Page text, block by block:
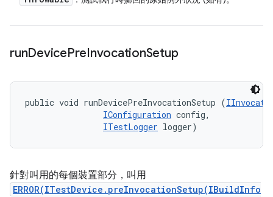
runDevicePreInvocationSetup
public void runDevicePreInvocationSetup (
IConfiguration config,
ITestLogger logger)
針對叫用的每個裝置部分，叫用
ERROR(ITestDevice.preInvocationSetup(IBuildInfo